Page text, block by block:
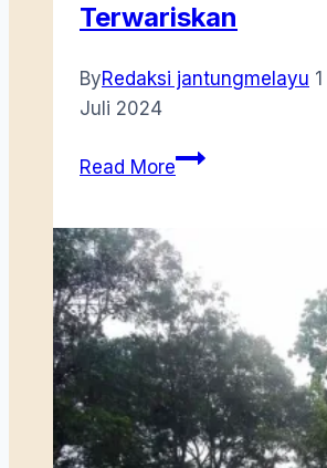
Terwariskan
ByRedaksi jantungmelayu
Juli 2024
Read MoreBelajar
Agar
Seni
Tradisi
Tak
Hanya
Dikenal,
Tapi
Juga